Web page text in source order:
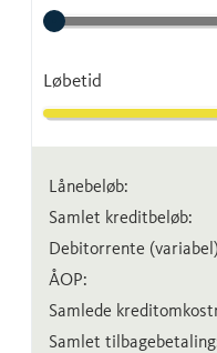
Løbetid
Lånebeløb:
Samlet kreditbeløb:
Debitorrente (variabel)
ÅOP:
Samlede
Samlet